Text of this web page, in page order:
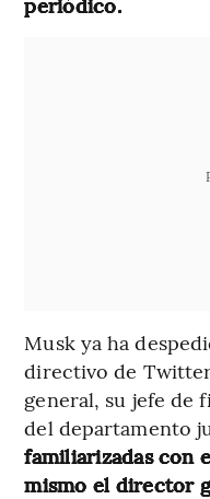
Musk ya ha
directivo de
general, su jefe de
del departamento
familiarizadas con
mismo el director